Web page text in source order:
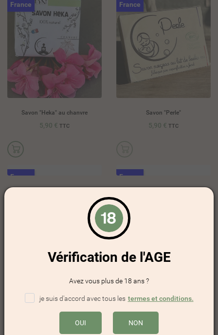
Vérification de l'AGE
Avez vous plus de 18 ans ?
je suis d'accord avec tous les termes et conditions.
OUI NON
France
Savon "Heka" au chanvre
5,90 € TTC
France
Savon "Perle"
5,90 € TTC
France France
Baume Corps et Visage au Chanvre
France
9,90 €